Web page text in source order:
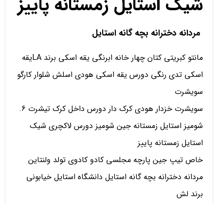
مردانه دخترانه بچه گانه استایل
مانتو کبریتی کتان چهار خانه ابرنگی یقه اسکی برند LAیقه
اسکی تدی رنگی دورس یقه اسکی هودی اسلش شلوار کارگو
سویشرت
سویشرت خزدار هودی کرک دار دورس داخل کرک تیشرت 6.
شومیز استایل زمستانه جین شومیز دورس لاکچری شیک
استایل زمستانه پاییز
خاص تیپ جین پارچه مجلسی کادو کادوی تولد ولنتاین
مردانه دخترانه بچه گانه استایل دانشگاه استایل خیابونی
برند لش